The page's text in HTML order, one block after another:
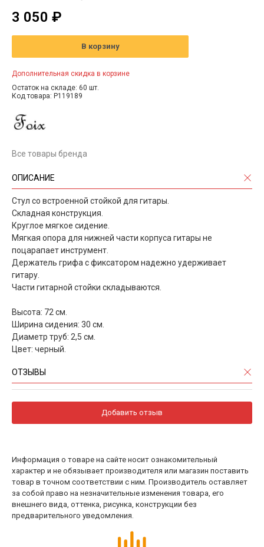
3 050 ₽
В корзину
Дополнительная скидка в корзине
Остаток на складе: 60 шт.
Код товара: P119189
Все товары бренда
ОПИСАНИЕ
Стул со встроенной стойкой для гитары.
Складная конструкция.
Круглое мягкое сидение.
Мягкая опора для нижней части корпуса гитары не
поцарапает инструмент.
Держатель грифа с фиксатором надежно удерживает
гитару.
Части гитарной стойки складываются.
Высота: 72 см.
Ширина сидения: 30 см.
Диаметр труб: 2,5 см.
Цвет: черный.
ОТЗЫВЫ
Добавить отзыв
Информация о товаре на сайте носит ознакомительный
характер и не обязывает производителя или магазин поставить
товар в точном соответствии с ним. Производитель оставляет
за собой право на незначительные изменения товара, его
внешнего вида, оттенка, рисунка, конструкции без
предварительного уведомления.